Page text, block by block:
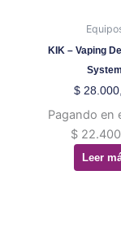
KIK – Vaping
System
$
Pagando en
$
Leer